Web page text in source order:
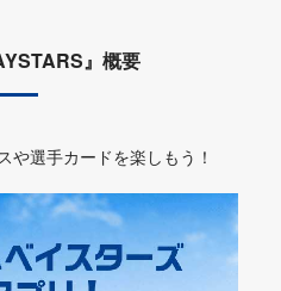
』概要
や選手カードを楽しもう！